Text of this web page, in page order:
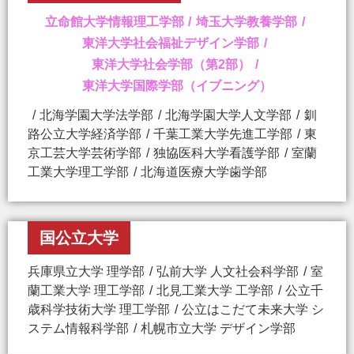
立命館大学情報理工学部
埼玉大学教養学部
東洋大学社会福祉デザイン学部
東洋大学社会学部（第2部）
東洋大学国際学部（イブニング）
北海学園大学法学部 北海学園大学人文学部
釧
路公立大学経済学部
千葉工業大学先進工学部
東
京工芸大学芸術学部
独協医科大学看護学部
室蘭
工業大学理工学部
北海道医療大学歯学部
国公立大学
兵庫県立大学 理学部 弘前大学 人文社会科学部
室
蘭工業大学 理工学部
北見工業大学 工学部
公立千
歳科学技術大学 理工学部
公立はこだて未来大学 シ
ステム情報科学部
札幌市立大学 デザイン学部